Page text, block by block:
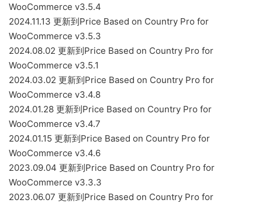
WooCommerce v3.5.4
2024.11.13 更新到Price Based on Country Pro for
WooCommerce v3.5.3
2024.08.02 更新到Price Based on Country Pro for
WooCommerce v3.5.1
2024.03.02 更新到Price Based on Country Pro for
WooCommerce v3.4.8
2024.01.28 更新到Price Based on Country Pro for
WooCommerce v3.4.7
2024.01.15 更新到Price Based on Country Pro for
WooCommerce v3.4.6
2023.09.04 更新到Price Based on Country Pro for
WooCommerce v3.3.3
2023.06.07 更新到Price Based on Country Pro for